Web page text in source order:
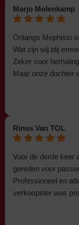
Marjo Molenkamp
Onlangs Mephisto
Wat zijn wij blij
Zeker voor
Maar onze dochter
Rinus Van TOL
Voor de derde keer
gereden voor
Professioneel en
verkoopster was